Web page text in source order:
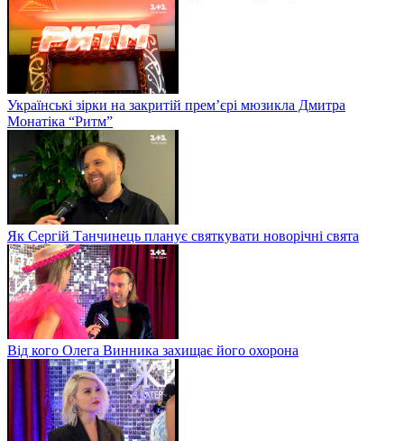
Українські зірки на закритій прем’єрі мюзикла Дмитра
Монатіка “Ритм”
Як Сергій Танчинець планує святкувати новорічні свята
Від кого Олега Винника захищає його охорона